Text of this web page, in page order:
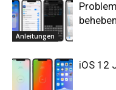
Anleitungen
beheben
iOS 12